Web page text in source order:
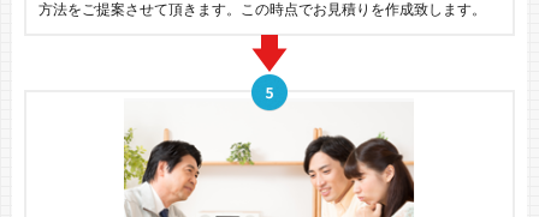
方法をご提案させて頂きます。この時点でお見積りを作成致します。